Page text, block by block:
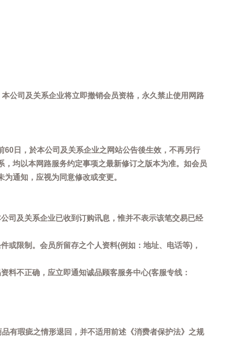
公司及关系企业将立即撤销会员资格，永久禁止使用网路
日，於本公司及关系企业之网站公告後生效，不再另行
均以本网路服务约定事项之最新修订之版本为准。如会员
通知，应视为同意修改或变更。
司及关系企业已收到订购讯息，惟并不表示该笔交易已经
或限制。会员所留存之个人资料(例如：地址、电话等)，
料不正确，应立即通知诚品顾客服务中心(客服专线：
有瑕疵之情形退回，并不适用前述《消费者保护法》之规